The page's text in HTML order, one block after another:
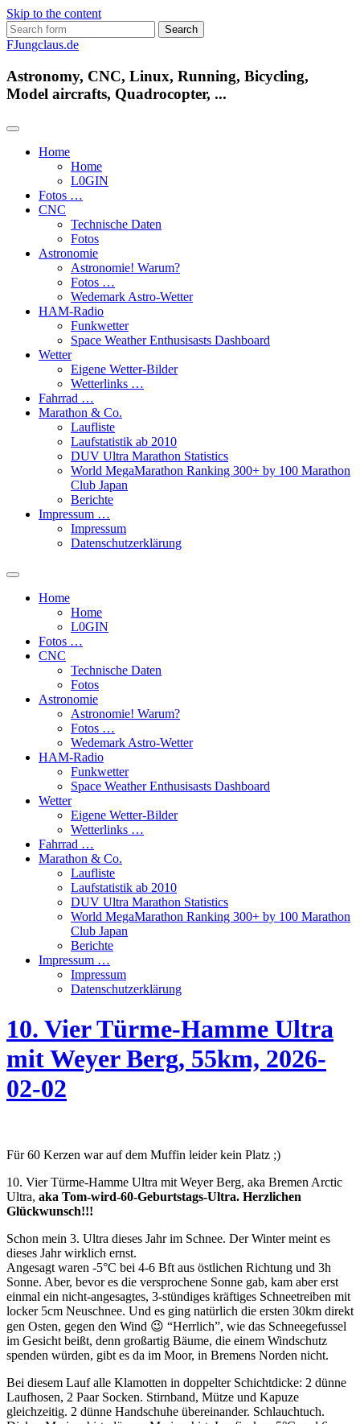
Skip to the content
Search
for:
FJungclaus.de
Astronomy, CNC, Linux, Running, Bicycling,
Model aircrafts, Quadrocopter, ...
Home
Home
L​0​​GIN
Fotos …
CNC
Technische Daten
Fotos
Astronomie
Astronomie! Warum?
Fotos …
Wedemark Astro-Wetter
HAM-Radio
Funkwetter
Space Weather Enthusisasts Dashboard
Wetter
Eigene Wetter-Bilder
Wetterlinks …
Fahrrad …
Marathon & Co.
Laufliste
Laufstatistik ab 2010
DUV Ultra Marathon Statistics
World MegaMarathon Ranking 300+ by 100 Marathon
Club Japan
Berichte
Impressum …
Impressum
Datenschutzerklärung
Toggle
search
field
Home
Home
L​0​​GIN
Fotos …
CNC
Technische Daten
Fotos
Astronomie
Astronomie! Warum?
Fotos …
Wedemark Astro-Wetter
HAM-Radio
Funkwetter
Space Weather Enthusisasts Dashboard
Wetter
Eigene Wetter-Bilder
Wetterlinks …
Fahrrad …
Marathon & Co.
Laufliste
Laufstatistik ab 2010
DUV Ultra Marathon Statistics
World MegaMarathon Ranking 300+ by 100 Marathon
Club Japan
Berichte
Impressum …
Impressum
Datenschutzerklärung
10. Vier Türme-Hamme Ultra
mit Weyer Berg, 55km, 2026-
02-02
Für 60 Kerzen war auf dem Muffin leider kein Platz ;)
10. Vier Türme-Hamme Ultra mit Weyer Berg, aka Bremen Arctic
Ultra, aka Tom-wird-60-Geburtstags-Ultra. Herzlichen
Glückwunsch!!!
Schon mein 3. Ultra dieses Jahr im Schnee. Der Winter meint es
dieses Jahr wirklich ernst.
Angesagt waren -5°C bei 4-6 Bft aus östlichen Richtung und 3h
Sonne. Aber, bevor es die versprochene Sonne gab, kam aber erst
einmal ein nicht-angesagtes, 3-stündiges kräftiges Schneetreiben mit
locker 5cm Neuschnee. Und es ging natürlich die ersten 30km direkt
gen Osten, gegen den Wind 😉 “Herrlich”, wie das Schneegefussel
im Gesicht beißt, denn großartig Bäume, die einem Windschutz
spenden würden, gibt es da im Moor, in Bremens Norden nicht.
Bei diesem Lauf alle Klamotten in doppelter Schichtdicke: 2 dünne
Laufhosen, 2 Paar Socken. Stirnband, Mütze und Kapuze
gleichzeitig. 2 dünne Handschuhe übereinander. Schlauchtuch.